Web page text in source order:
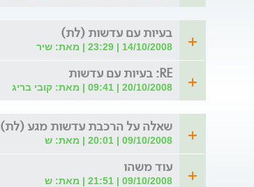
בעיות עם עדשות (לת)
14/10/2008 | 23:29 | מאת: שיר
RE: בעיות עם עדשות
20/10/2008 | 09:41 | מאת: קובי בריג
שאלה על הרכבת עדשות מגע (לת)
09/10/2008 | 20:01 | מאת: ש
עוד משהו
09/10/2008 | 21:51 | מאת: ש